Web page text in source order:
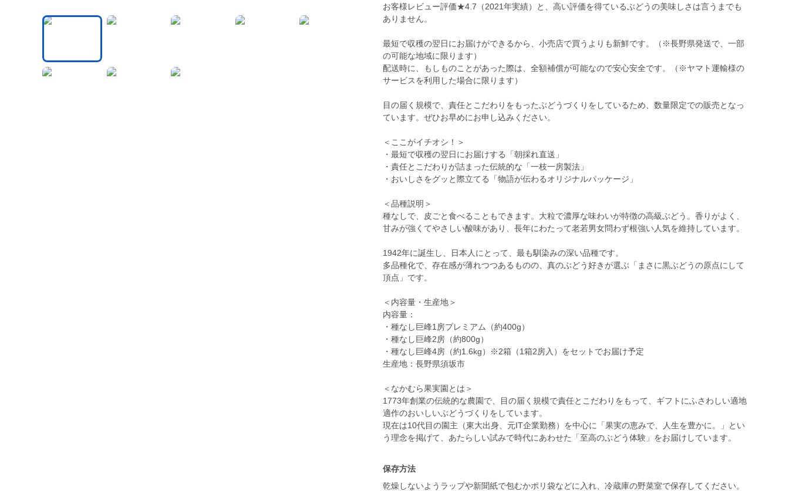
お客様レビュー評価★4.7（2021年実績）と、高い評価を得ているぶどうの美味しさは言うまでも
ありません。
最短で収穫の翌日にお届けができるから、小売店で買うよりも新鮮です。（※長野県発送で、一部
の可能な地域に限ります）
配送時に、もしものことがあった際は、全額補償が可能なので安心安全です。（※ヤマト運輸様の
サービスを利用した場合に限ります）
目の届く規模で、責任とこだわりをもったぶどうづくりをしているため、数量限定での販売となっ
ています。ぜひお早めにお申し込みください。
＜ここがイチオシ！＞
・最短で収穫の翌日にお届けする「朝採れ直送」
・責任とこだわりが詰まった伝統的な「一枝一房製法」
・おいしさをグッと際立てる「物語が伝わるオリジナルパッケージ」
＜品種説明＞
種なしで、皮ごと食べることもできます。大粒で濃厚な味わいが特徴の高級ぶどう。香りがよく、
甘みが強くてやさしい酸味があり、長年にわたって老若男女問わず根強い人気を維持しています。
1942年に誕生し、日本人にとって、最も馴染みの深い品種です。
多品種化で、存在感が薄れつつあるものの、真のぶどう好きが選ぶ「まさに黒ぶどうの原点にして
頂点」です。
＜内容量・生産地＞
内容量：
・種なし巨峰1房プレミアム（約400g）
・種なし巨峰2房（約800g）
・種なし巨峰4房（約1.6kg）※2箱（1箱2房入）をセットでお届け予定
生産地：長野県須坂市
＜なかむら果実園とは＞
1773年創業の伝統的な農園で、目の届く規模で責任とこだわりをもって、ギフトにふさわしい適地
適作のおいしいぶどうづくりをしています。
現在は10代目の園主（東大出身、元IT企業勤務）を中心に「果実の恵みで、人生を豊かに。」とい
う理念を掲げて、あたらしい試みで時代にあわせた「至高のぶどう体験」をお届けしています。
保存方法
乾燥しないようラップや新聞紙で包むかポリ袋などに入れ、冷蔵庫の野菜室で保存してください。